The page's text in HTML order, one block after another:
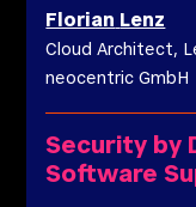
Florian Lenz
Cloud Architect,
neocentric GmbH
Security by
Software